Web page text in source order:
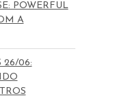
POWERFUL
A
26/06: